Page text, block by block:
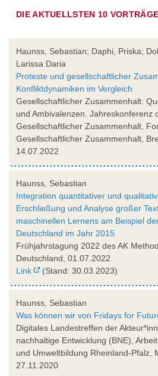
DIE AKTUELLSTEN 10 VORTRÄGE
Haunss, Sebastian; Daphi, Priska;
Larissa Daria
Proteste und gesellschaftlicher
Konfliktdynamiken im Vergleich
Gesellschaftlicher Zusammenhalt:
und Ambivalenzen. Jahreskonferenz
Gesellschaftlicher Zusammenhalt,
Gesellschaftlicher Zusammenhalt,
14.07.2022
Haunss, Sebastian
Integration quantitativer und
Erschließung und Analyse großer
maschinellen Lernens am Beispiel
Deutschland im Jahr 2015
Frühjahrstagung 2022 des AK
Deutschland, 01.07.2022
Link
(Stand: 30.03.2023)
Haunss, Sebastian
Was können wir von Fridays for
Digitales Landestreffen der
nachhaltige Entwicklung (BNE),
und Umweltbildung Rheinland-Pfalz,
27.11.2020